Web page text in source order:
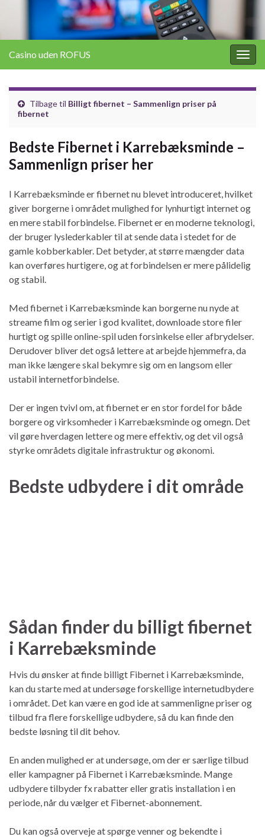
Casino uden ROFUS
Tilbage til Billigt fibernet – Sammenlign priser på
fibernet
Bedste Fibernet i Karrebæksminde –
Sammenlign priser her
I Karrebæksminde er fibernet nu blevet introduceret, hvilket
giver borgerne i området mulighed for lynhurtigt internet og
en mere stabil forbindelse. Fibernet er en moderne teknologi,
der bruger lyslederkabler til at sende data i stedet for de
gamle kobberkabler. Det betyder, at større mængder data
kan overføres hurtigere, og at forbindelsen er mere pålidelig
og stabil.
Med fibernet i Karrebæksminde kan borgerne nu nyde at
streame film og serier i god kvalitet, downloade store filer
hurtigt og spille online-spil uden forsinkelse eller afbrydelser.
Derudover bliver det også lettere at arbejde hjemmefra, da
man ikke længere skal bekymre sig om en langsom eller
ustabil internetforbindelse.
Der er ingen tvivl om, at fibernet er en stor fordel for både
borgere og virksomheder i Karrebæksminde og omegn. Det
vil gøre hverdagen lettere og mere effektiv, og det vil også
styrke områdets digitale infrastruktur og økonomi.
Bedste udbydere i dit område
Sådan finder du billigt fibernet
i Karrebæksminde
Hvis du ønsker at finde billigt Fibernet i Karrebæksminde,
kan du starte med at undersøge forskellige internetudbydere
i området. Det kan være en god ide at sammenligne priser og
tilbud fra flere forskellige udbydere, så du kan finde den
bedste løsning til dit behov.
En anden mulighed er at undersøge, om der er særlige tilbud
eller kampagner på Fibernet i Karrebæksminde. Mange
udbydere tilbyder fx rabatter eller gratis installation i en
periode, når du vælger et Fibernet-abonnement.
Du kan også overveje at spørge venner og bekendte i